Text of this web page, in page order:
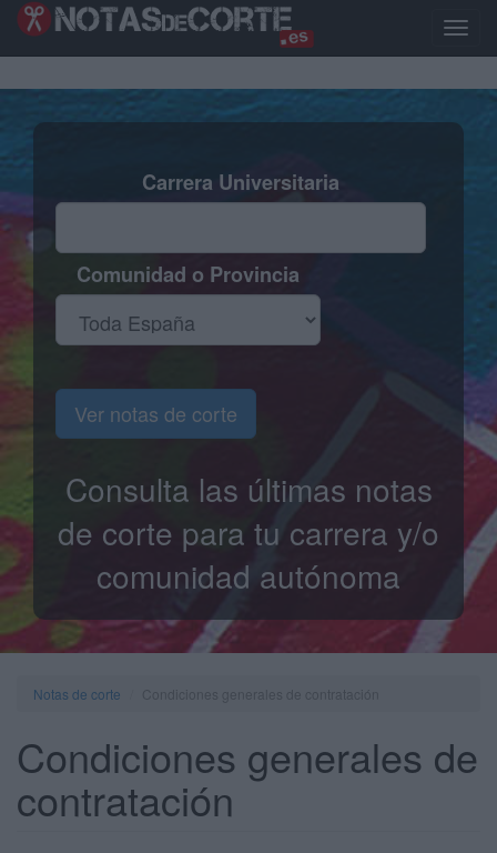
Pasar
Toggle
Carrera Universitaria
Comunidad o Provincia
Ver notas de corte
Consulta las últimas notas
de corte para tu carrera y/o
comunidad autónoma
Notas de corte
Condiciones generales de
contratación